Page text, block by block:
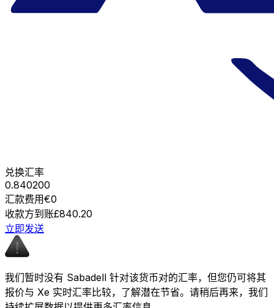
兑换汇率
0.840200
汇款费用€0
收款方到账£840.20
立即发送
我们暂时没有 Sabadell 针对该货币对的汇率，但您仍可将其
报价与 Xe 实时汇率比较，了解潜在节省。请稍后再来，我们